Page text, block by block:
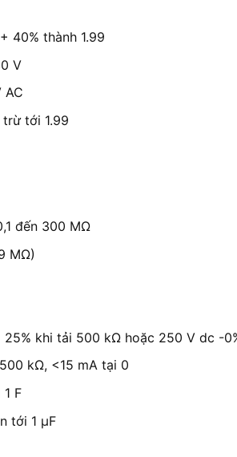
40% thành 1.99
V
AC
tới 1.99
đến 300 MΩ
MΩ)
khi tải 500 kΩ hoặc 250 V dc -
kΩ, <15 mA tại 0
F
tới 1 μF